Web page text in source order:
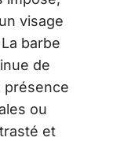
visage
barbe
de
présence
ou
et